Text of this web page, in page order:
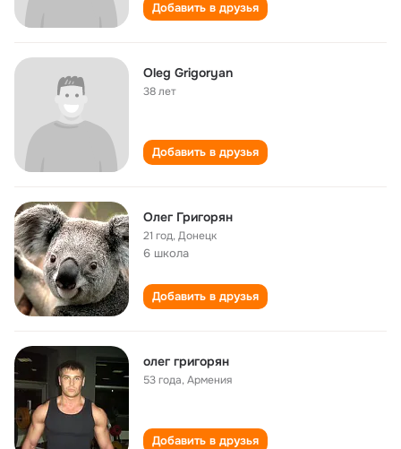
Добавить в друзья
Oleg Grigoryan
38 лет
Добавить в друзья
Олег Григорян
21 год,Донецк
6 школа
Добавить в друзья
олег григорян
53 года,Армения
Добавить в друзья